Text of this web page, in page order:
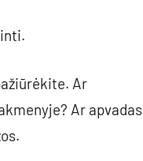
Ar
Ar apvadas